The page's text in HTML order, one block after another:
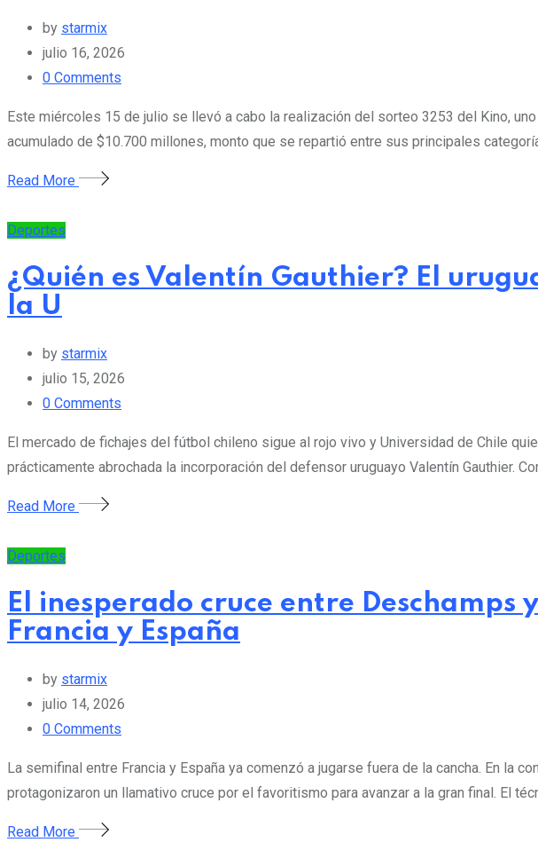
by starmix
julio 16, 2026
0 Comments
Este miércoles 15 de julio se llevó a cabo la realización del sorteo 3253 del Kino,
acumulado de $10.700 millones, monto que se repartió entre sus principales
Read More
Deportes
¿Quién es Valentín Gauthier? El
la U
by starmix
julio 15, 2026
0 Comments
El mercado de fichajes del fútbol chileno sigue al rojo vivo y Universidad de Chile
prácticamente abrochada la incorporación del defensor uruguayo Valentín Gauthier.
Read More
Deportes
El inesperado cruce entre
Francia y España
by starmix
julio 14, 2026
0 Comments
La semifinal entre Francia y España ya comenzó a jugarse fuera de la cancha. En la
protagonizaron un llamativo cruce por el favoritismo para avanzar a la gran final. El
Read More